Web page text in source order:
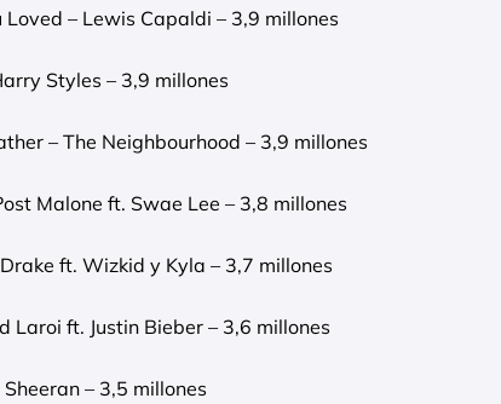
Loved – Lewis Capaldi – 3,9 millones
Styles – 3,9 millones
– The Neighbourhood – 3,9 millones
Malone ft. Swae Lee – 3,8 millones
ft. Wizkid y Kyla – 3,7 millones
Laroi ft. Justin Bieber – 3,6 millones
– 3,5 millones